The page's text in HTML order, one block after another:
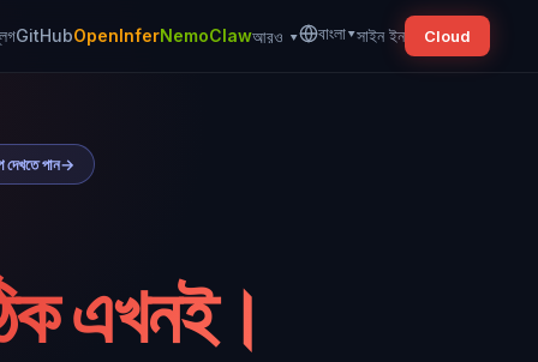
GitHubOpenInferNemoClawআরও ▾ বাংলা▾সাইন ইন Cloud
পান→
এখনই।